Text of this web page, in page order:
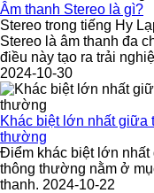
Âm thanh Stereo là gì?
Stereo trong tiếng Hy
Stereo là âm thanh đa
điều này tạo ra trải
2024-10-30
Khác biệt lớn nhất giữa
thường
Điểm khác biệt lớn nhất
thông thường nằm ở
thanh. 2024-10-22